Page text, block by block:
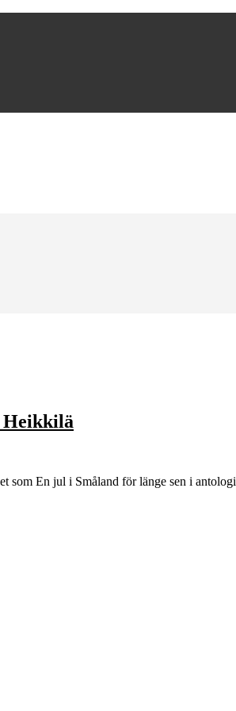
Heikkilä
En jul i Småland för länge sen i